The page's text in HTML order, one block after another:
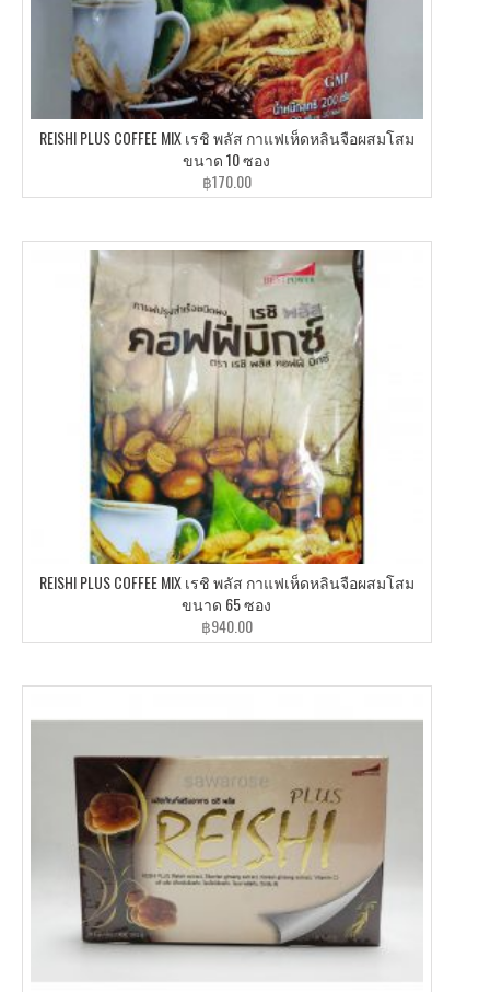
REISHI PLUS COFFEE MIX เรชิ พลัส กาแฟเห็ดหลินจือผสมโสม
ขนาด 10 ซอง
฿170.00
REISHI PLUS COFFEE MIX เรชิ พลัส กาแฟเห็ดหลินจือผสมโสม
ขนาด 65 ซอง
฿940.00